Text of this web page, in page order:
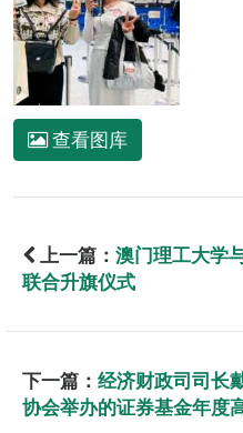
查看图库
上一篇： 澳门理工大学
联合升旗仪式
下一篇： 经济财政司司长
协会举办的证券基金年度